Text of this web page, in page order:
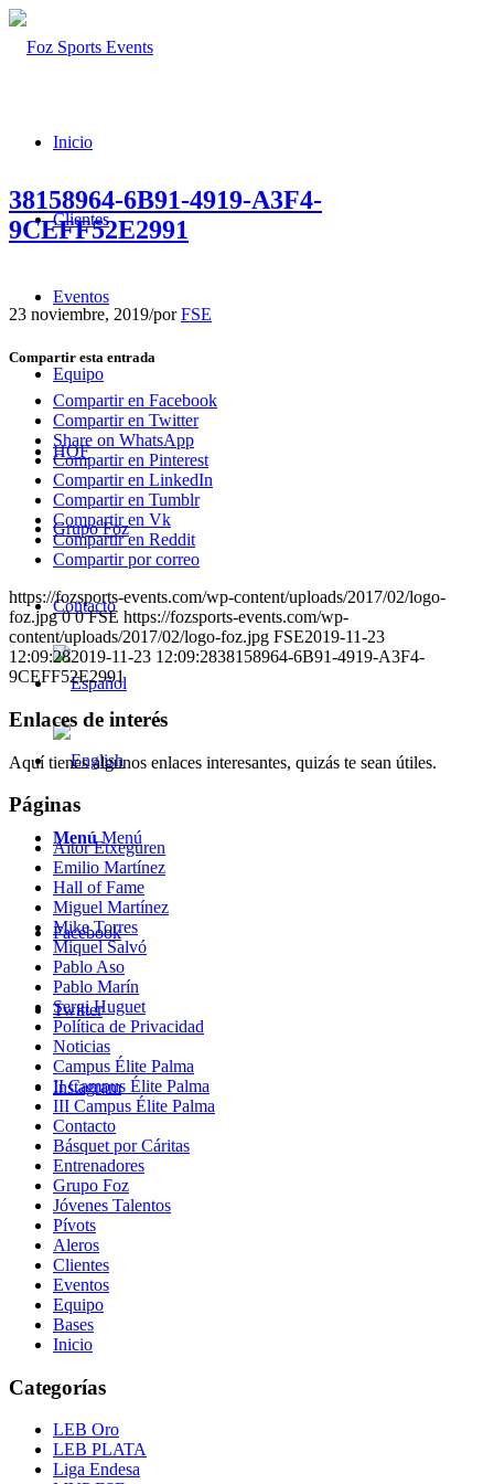
Inicio
Clientes
Eventos
Equipo
HOF
Grupo Foz
Contacto
Menú Menú
Facebook
Twitter
Instagram
38158964-6B91-4919-A3F4-
9CEFF52E2991
23 noviembre, 2019/porFSE
Compartir esta entrada
Compartir en Facebook
Compartir en Twitter
Share on WhatsApp
Compartir en Pinterest
Compartir en LinkedIn
Compartir en Tumblr
Compartir en Vk
Compartir en Reddit
Compartir por correo
https://fozsports-events.com/wp-content/uploads/2017/02/logo-
foz.jpg 0 0 FSE https://fozsports-events.com/wp-
content/uploads/2017/02/logo-foz.jpg FSE2019-11-23
12:09:282019-11-23 12:09:2838158964-6B91-4919-A3F4-
9CEFF52E2991
Enlaces de interés
Aquí tienes algunos enlaces interesantes, quizás te sean útiles.
Páginas
Aitor Etxeguren
Emilio Martínez
Hall of Fame
Miguel Martínez
Mike Torres
Miquel Salvó
Pablo Aso
Pablo Marín
Sergi Huguet
Política de Privacidad
Noticias
Campus Élite Palma
II Campus Élite Palma
III Campus Élite Palma
Contacto
Básquet por Cáritas
Entrenadores
Grupo Foz
Jóvenes Talentos
Pívots
Aleros
Clientes
Eventos
Equipo
Bases
Inicio
Categorías
LEB Oro
LEB PLATA
Liga Endesa